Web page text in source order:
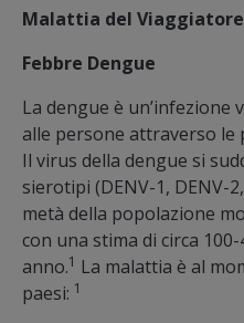
Malattia del Viaggiatore
Febbre Dengue
La dengue è un’infezione
alle persone attraverso le
Il virus della dengue si
sierotipi (DENV-1, DENV-
metà della popolazione
con una stima di circa
anno.1 La malattia è al
paesi: 1